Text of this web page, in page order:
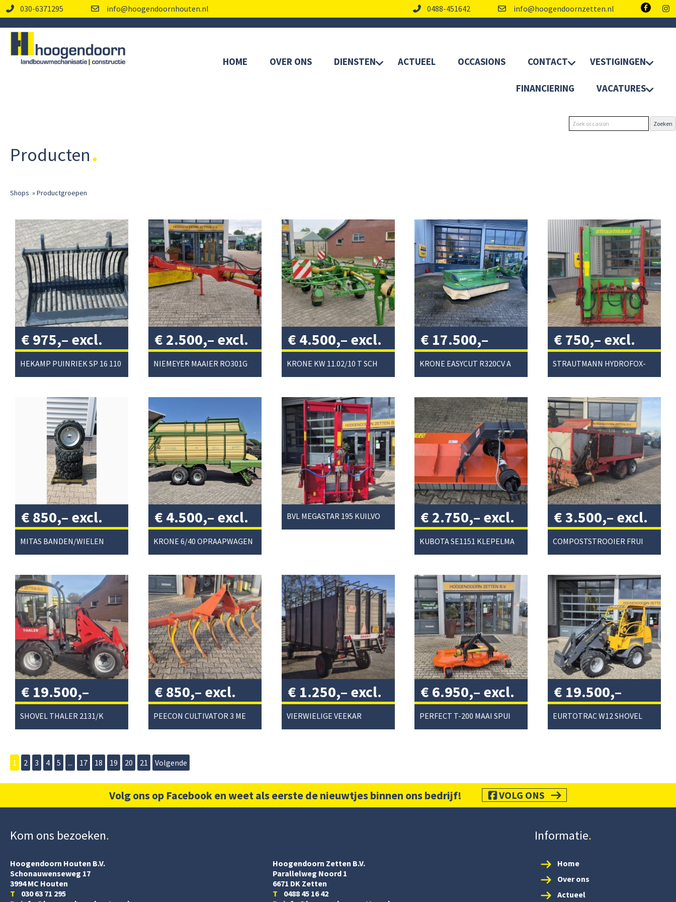
030-6371295 info@hoogendoornhouten.nl 0488-451642 info@hoogendoornzetten.nl
HOME OVER ONS DIENSTEN ACTUEEL OCCASIONS CONTACT VESTIGINGEN
FINANCIERING VACATURES
Producten
Shops »Productgroepen
HEKAMP PUINRIEK SP 16 110
€ 975,– excl.
btw/ NIEMEYER MAAIER RO301G
€ 2.500,– excl.
btw/
€ 4.500,– excl.
btw/
€ 17.500,–
excl. btw/
€ 750,– excl.
btw/
MITAS BANDEN/WIELEN
€ 850,– excl.
btw/ KRONE 6/40 OPRAAPWAGEN
€ 4.500,– excl.
btw/
€ 2.750,– excl.
btw/
€3.500,– excl.
btw/
SHOVEL THALER 2131/K
€ 19.500,–
excl. btw/
€ 850,– excl.
btw/ VIERWIELIGE VEEKAR
€ 1.250,– excl.
btw/
€ 6.950,– excl.
btw/ EURTOTRAC W12 SHOVEL
€ 19.500,–
excl. btw/
1 2 3 4 5 ... 17 18 19 20 21 Volgende
Volg ons op Facebook en weet als eerste de nieuwtjes binnen ons bedrijf! VOLG ONS
Kom ons bezoeken
Hoogendoorn Houten B.V.
Schonauwenseweg 17
3994 MC Houten
T 030 63 71 295
Hoogendoorn Zetten B.V.
Parallelweg Noord 1
6671 DK Zetten
T 0488 45 16 42
Informatie
Home
Over ons
Actueel